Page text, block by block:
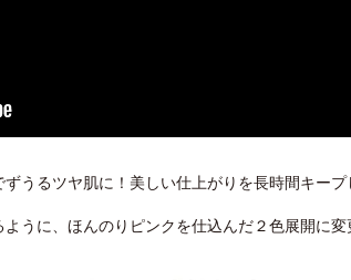
うるツヤ肌に！美しい仕上がりを長時間キープ
うに、ほんのりピンクを仕込んだ２色展開に変